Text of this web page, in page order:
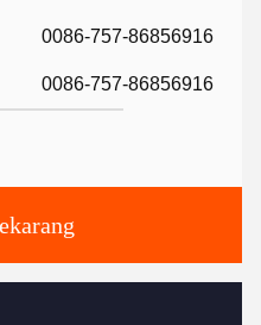
0086-757-86856916
0086-757-86856916